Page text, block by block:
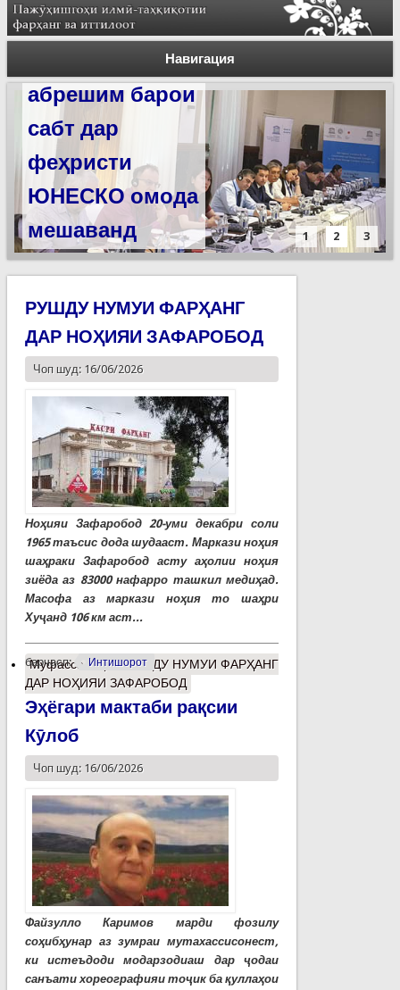
Навигация
Силсилаи
ёдгориҳои роҳи
абрешим барои
сабт дар
феҳристи
ЮНЕСКО омода
мешаванд
1 2 3
РУШДУ НУМУИ ФАРҲАНГ
ДАР НОҲИЯИ ЗАФАРОБОД
Чоп шуд: 16/06/2026
Ноҳияи Зафаробод 20-уми декабри соли
1965 таъсис дода шудааст. Маркази ноҳия
шаҳраки Зафаробод асту аҳолии ноҳия
зиёда аз 83000 нафарро ташкил медиҳад.
Масофа аз маркази ноҳия то шаҳри
Хуҷанд 106 км аст...
барчасп: Интишорот
Муфассалтаро РУШДУ НУМУИ ФАРҲАНГ
ДАР НОҲИЯИ ЗАФАРОБОД
Эҳёгари мактаби рақсии
Кӯлоб
Чоп шуд: 16/06/2026
Файзулло Каримов марди фозилу
соҳибҳунар аз зумраи мутахассисонест,
ки истеъдоди модарзодиаш дар ҷодаи
санъати хореографияи тоҷик ба қуллаҳои